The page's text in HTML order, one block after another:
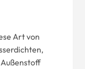
Art von